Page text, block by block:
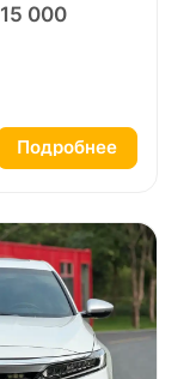
15 000
Подробнее